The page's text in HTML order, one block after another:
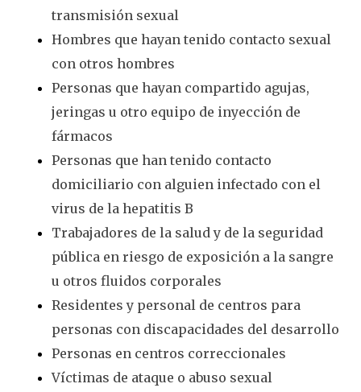
transmisión sexual
Hombres que hayan tenido contacto sexual
con otros hombres
Personas que hayan compartido agujas,
jeringas u otro equipo de inyección de
fármacos
Personas que han tenido contacto
domiciliario con alguien infectado con el
virus de la hepatitis B
Trabajadores de la salud y de la seguridad
pública en riesgo de exposición a la sangre
u otros fluidos corporales
Residentes y personal de centros para
personas con discapacidades del desarrollo
Personas en centros correccionales
Víctimas de ataque o abuso sexual